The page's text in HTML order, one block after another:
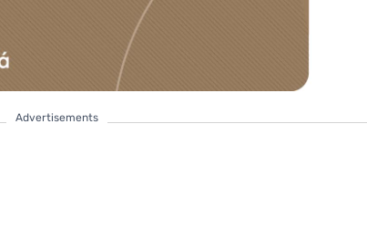
Advertisements